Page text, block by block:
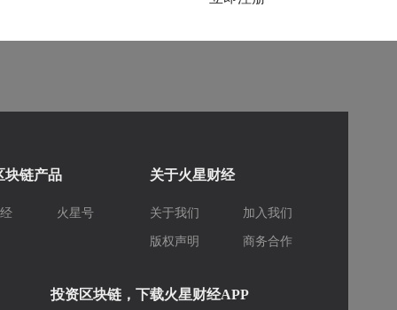
块链产品
火星号
关于火星财经
关于我们 加入我们
版权声明 商务合作
投资区块链，下载火星财经APP